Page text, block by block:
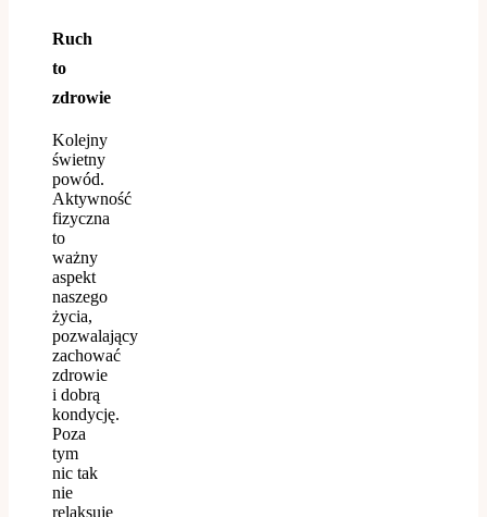
Ruch
to
zdrowie
Kolejny
świetny
powód.
Aktywność
fizyczna
to
ważny
aspekt
naszego
życia,
pozwalający
zachować
zdrowie
i dobrą
kondycję.
Poza
tym
nic tak
nie
relaksuje